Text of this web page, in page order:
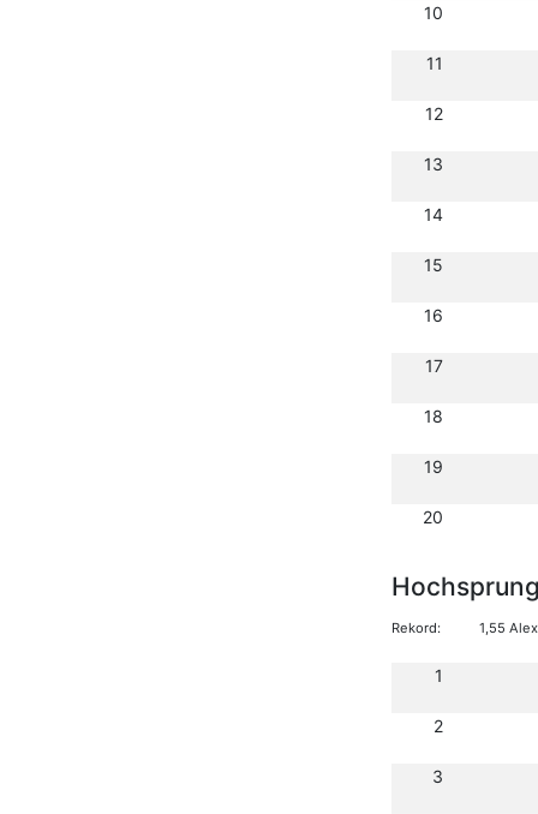
10
11
12
13
14
15
16
17
18
19
20
Rekord: 1,55
1
2
3